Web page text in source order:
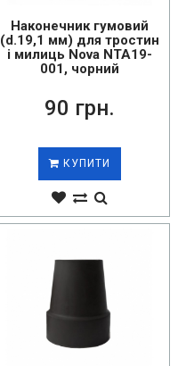
Наконечник гумовий
(d.19,1 мм) для тростин
і милиць Nova NTA19-
001, чорний
90 грн.
КУПИТИ